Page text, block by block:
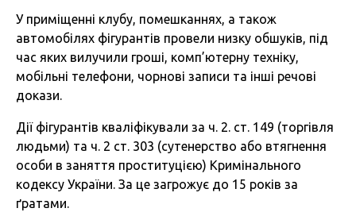
У приміщенні клубу, помешканнях, а також
автомобілях фігурантів провели низку обшуків, під
час яких вилучили гроші, комп’ютерну техніку,
мобільні телефони, чорнові записи та інші речові
докази.
Дії фігурантів кваліфікували за ч. 2. ст. 149 (торгівля
людьми) та ч. 2 ст. 303 (сутенерство або втягнення
особи в заняття проституцією) Кримінального
кодексу України. За це загрожує до 15 років за
ґратами.